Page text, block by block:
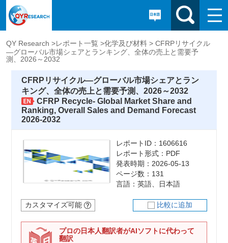
QY Research >レポート一覧 >化学及び材料 > CFRPリサイクル
―グローバル市場シェアとランキング、全体の売上と需要予
測、2026～2032
CFRPリサイクル―グローバル市場シェアとラン
キング、全体の売上と需要予測、2026～2032
CFRP Recycle- Global Market Share and
Ranking, Overall Sales and Demand Forecast
2026-2032
レポートID：1606616
レポート形式：PDF
発表時期：2026-05-13
ページ数：131
言語：英語、日本語
カスタマイズ可能 比較に追加
プロの日本人翻訳者がAIソフトに代わって
翻訳